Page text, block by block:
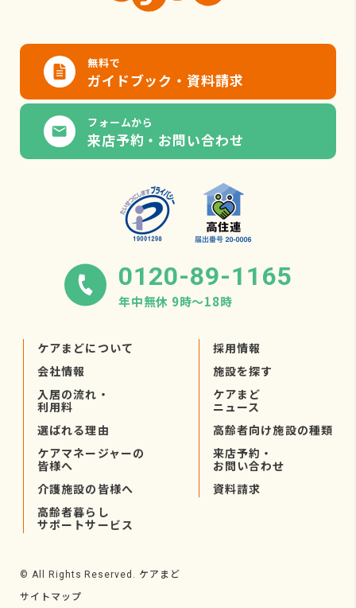
無料で
ガイドブック・資料請求
フォームから
来店予約・お問い合わせ
0120-89-1165
年中無休 9時〜18時
ケアまどについて
会社情報
入居の流れ・
利用料
選ばれる理由
ケアマネージャーの
皆様へ
介護施設の皆様へ
高齢者暮らし
サポートサービス
採用情報
施設を探す
ケアまど
ニュース
高齢者向け施設の種類
来店予約・
お問い合わせ
資料請求
© All Rights Reserved. ケアまど
サイトマップ